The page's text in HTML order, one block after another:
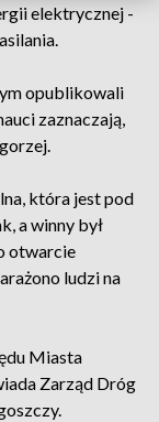
elektrycznej -
opublikowali
zaznaczają,
która jest pod
a winny był
otwarcie
ludzi na
Miasta
Zarząd Dróg